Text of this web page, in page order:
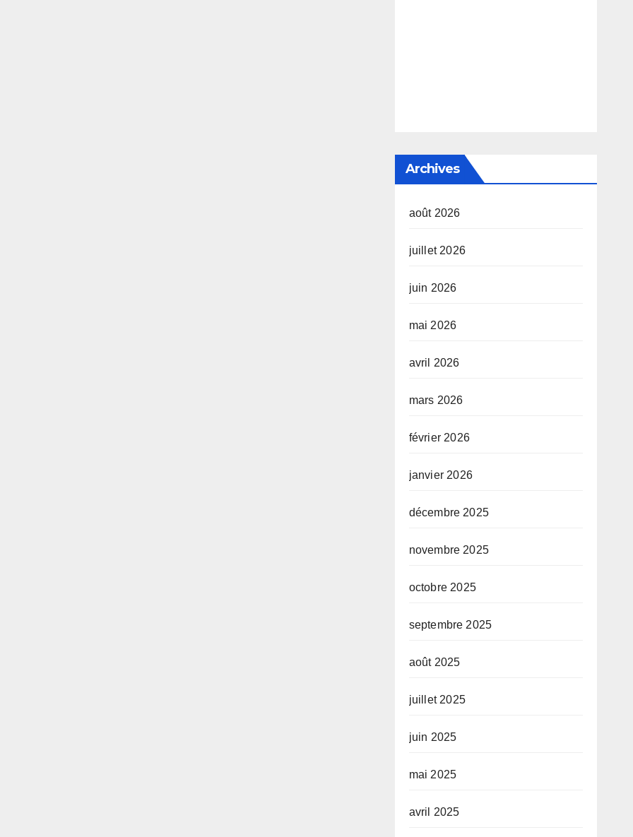
Archives
août 2026
juillet 2026
juin 2026
mai 2026
avril 2026
mars 2026
février 2026
janvier 2026
décembre 2025
novembre 2025
octobre 2025
septembre 2025
août 2025
juillet 2025
juin 2025
mai 2025
avril 2025